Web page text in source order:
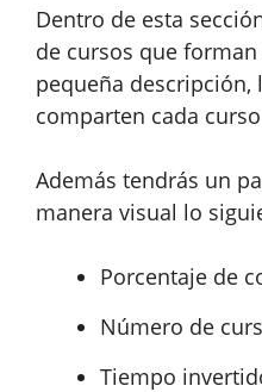
Dentro de esta
de cursos que
pequeña
comparten cada
Además tendrás un
manera visual lo
Porcentaje de
Número de
Tiempo